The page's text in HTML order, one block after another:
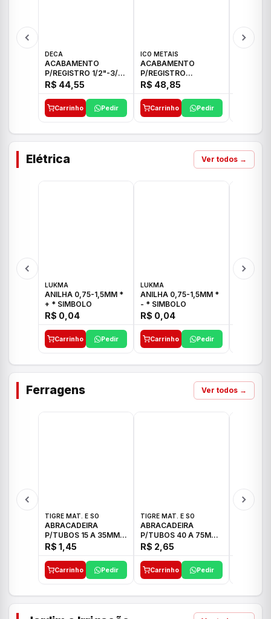
DECA
ACABAMENTO
P/REGISTRO 1/2"-3/4"
E 1"C21.PQ DECA
R$ 44,55
Carrinho Pedir
ICO METAIS
ACABAMENTO
P/REGISTRO
1/2"-3/4"-1" ACB M
CS 33 ICO
R$ 48,85
Carrinho Pedir
Elétrica Ver todos →
LUKMA
ANILHA 0,75-1,5MM *
+ * SIMBOLO
R$ 0,04
Carrinho Pedir
LUKMA
ANILHA 0,75-1,5MM *
- * SIMBOLO
R$ 0,04
Carrinho Pedir
Ferragens Ver todos →
TIGRE MAT. E SO
ABRACADEIRA
P/TUBOS 15 A 35MM
TIGRE
R$ 1,45
Carrinho Pedir
TIGRE MAT. E SO
ABRACADEIRA
P/TUBOS 40 A 75MM
TIGRE
R$ 2,65
Carrinho Pedir